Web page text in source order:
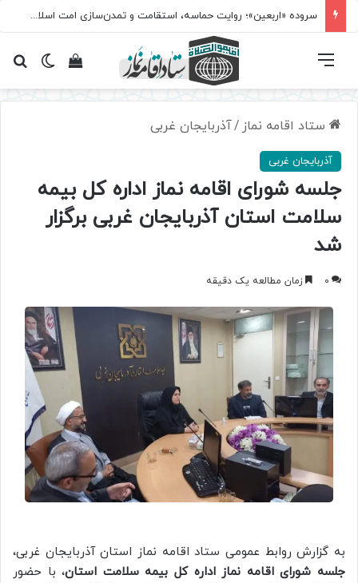
سروده‌ «اربعین»؛ روایت حماسه، استقامت و تمدن‌سازی امت اسلامی
تغییرمشاهده فهرست
ستاد اقامه نماز /آذربایجان غربی
آذربایجان غربی
جلسه شورای اقامه نماز اداره کل بیمه
سلامت استان آذربایجان غربی برگزار
شد
0 زمان مطالعه یک دقیقه
به گزارش روابط عمومی ستاد اقامه نماز استان آذربایجان غربی،
جلسه شورای اقامه نماز اداره کل بیمه سلامت استان، با حضور